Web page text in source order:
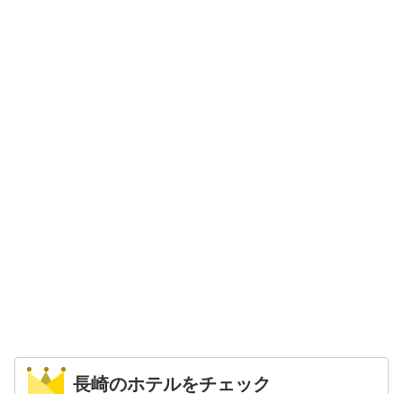
長崎のホテルをチェック